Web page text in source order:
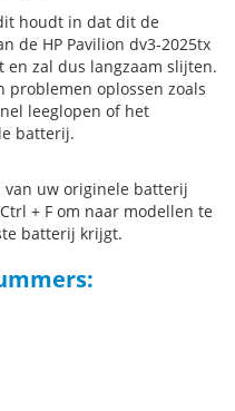
houdt in dat dit de
de HP Pavilion dv3-2025tx
en zal dus langzaam slijten.
problemen oplossen zoals
leeglopen of het
batterij.
van uw originele batterij
+ F om naar modellen te
batterij krijgt.